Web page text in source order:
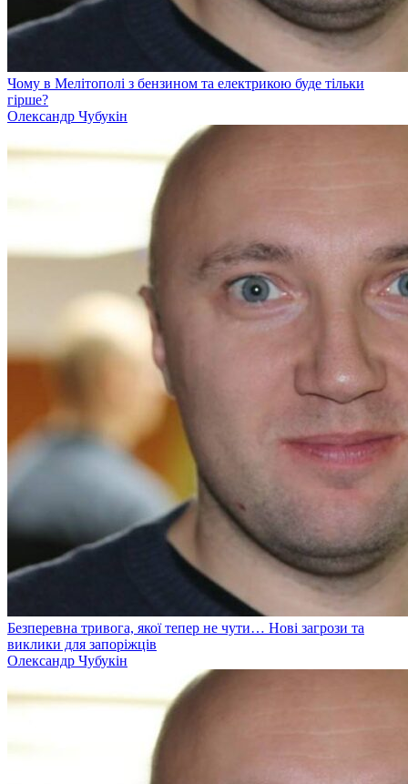
Чому в Мелітополі з бензином та електрикою буде тільки
гірше?
Олександр Чубукін
Безперевна тривога, якої тепер не чути… Нові загрози та
виклики для запоріжців
Олександр Чубукін